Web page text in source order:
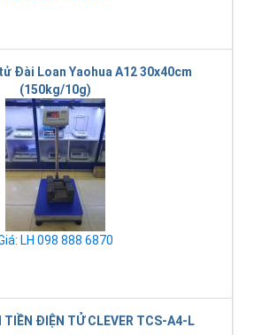
Đài Loan Yaohua A12 30x40cm
(150kg/10g)
LH 098 888 6870
TIỀN ĐIỆN TỬ CLEVER TCS-A4-L